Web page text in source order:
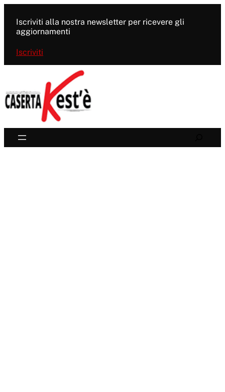
contenuto
Iscriviti alla nostra newsletter per ricevere gli
aggiornamenti
Iscriviti